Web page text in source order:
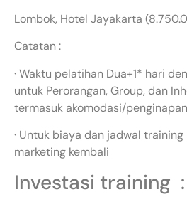
Lombok, Hotel Jayakarta
Catatan :
· Waktu pelatihan Dua+1* hari
untuk Perorangan, Group, dan
termasuk akomodasi/
· Untuk biaya dan jadwal
marketing kembali
Investasi training :